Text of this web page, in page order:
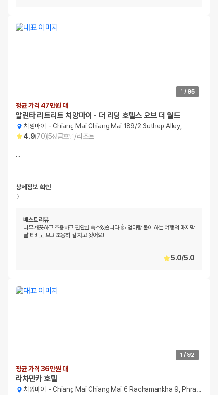
1 / 95
평균 가격 47만원 대
알린타 리트리트 치앙마이 - 더 리딩 호텔스 오브 더 월드
치앙마이 -Chiang Mai Chiang Mai 189/2 Suthep Alley,
4.9(70)5성급호텔/리조트
…
상세정보 확인
베스트 리뷰
너무 깨끗하고 조용하고 편안한 숙소였습니다 👍 엄마랑 둘이 하는 여행의 마지막
날 티비도 보고 조용히 잘 자고 왔어요!
5.0/5.0
1 / 92
평균 가격 36만원 대
라차만카 호텔
치앙마이 -Chiang Mai Chiang Mai 6 Rachamankha 9, Phra Singh